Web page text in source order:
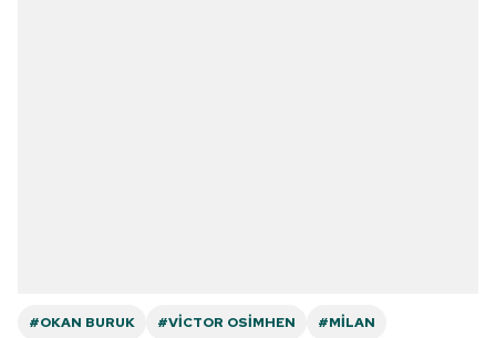
#OKAN BURUK #VICTOR OSIMHEN
#MILAN